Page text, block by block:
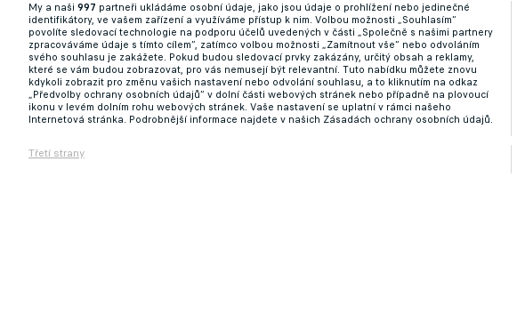
My a naši 997 partneři ukládáme osobní údaje, jako jsou údaje o prohlížení nebo jedinečné
identifikátory, ve vašem zařízení a využíváme přístup k nim. Volbou možnosti „Souhlasím“
povolíte sledovací technologie na podporu účelů uvedených v části „Společně s našimi partnery
zpracováváme údaje s tímto cílem“, zatímco volbou možnosti „Zamítnout vše“ nebo odvoláním
svého souhlasu je zakážete. Pokud budou sledovací prvky zakázány, určitý obsah a reklamy,
které se vám budou zobrazovat, pro vás nemusejí být relevantní. Tuto nabídku můžete znovu
kdykoli zobrazit pro změnu vašich nastavení nebo odvolání souhlasu, a to kliknutím na odkaz
„Předvolby ochrany osobních údajů“ v dolní části webových stránek nebo případně na plovoucí
ikonu v levém dolním rohu webových stránek. Vaše nastavení se uplatní v rámci našeho
Internetová stránka. Podrobnější informace najdete v našich Zásadách ochrany osobních údajů.
Třetí strany